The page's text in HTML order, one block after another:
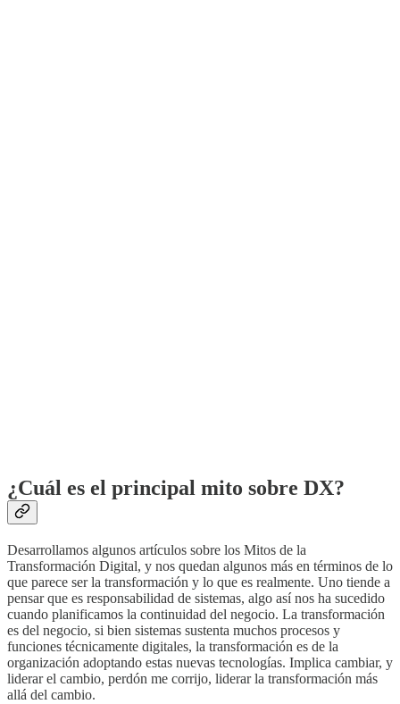
¿Cuál es el principal mito sobre DX?
Desarrollamos algunos artículos sobre los Mitos de la
Transformación Digital, y nos quedan algunos más en términos de lo
que parece ser la transformación y lo que es realmente. Uno tiende a
pensar que es responsabilidad de sistemas, algo así nos ha sucedido
cuando planificamos la continuidad del negocio. La transformación
es del negocio, si bien sistemas sustenta muchos procesos y
funciones técnicamente digitales, la transformación es de la
organización adoptando estas nuevas tecnologías. Implica cambiar, y
liderar el cambio, perdón me corrijo, liderar la transformación más
allá del cambio.